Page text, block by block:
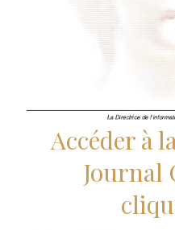
Accéder à
Journal